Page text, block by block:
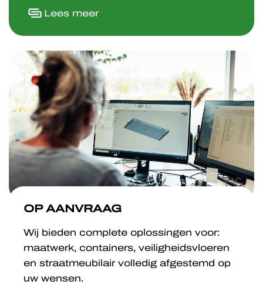
Lees meer
OP AANVRAAG
Wij bieden complete oplossingen voor:
maatwerk, containers, veiligheidsvloeren
en straatmeubilair volledig afgestemd op
uw wensen.